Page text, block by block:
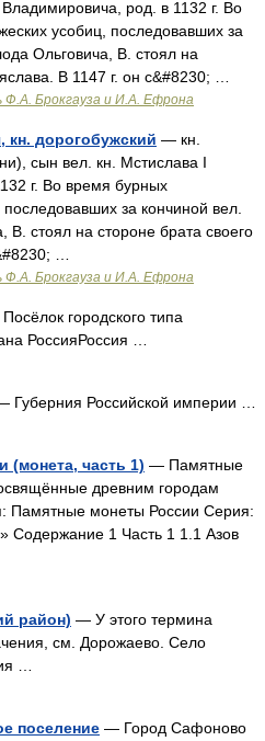
род. в 1132 г. Во
усобиц, последовавших за
Ольговича, В. стоял на
В 1147 г. он с&#8230; …
Ф.А. Брокгауза и И.А. Ефрона
дорогобужский — кн.
сын вел. кн. Мстислава I
г. Во время бурных
за кончиной вел.
В. стоял на стороне брата своего
…
Ф.А. Брокгауза и И.А. Ефрона
городского типа
РоссияРоссия …
Губерния Российской империи …
(монета, часть 1) — Памятные
древним городам
Памятные монеты России Серия:
Содержание 1 Часть 1 1.1 Азов
район) — У этого термина
см. Дорожаево. Село
…
поселение — Город Сафоново